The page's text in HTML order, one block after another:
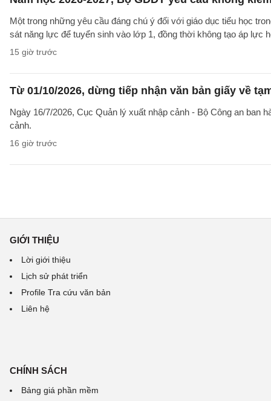
Một trong những yêu cầu đáng chú ý đối với giáo dục tiểu học
sát năng lực để tuyển sinh vào lớp 1, đồng thời không tạo áp
15 giờ trước
Từ 01/10/2026, dừng tiếp nhận văn bản giấy về
Ngày 16/7/2026, Cục Quản lý xuất nhập cảnh - Bộ Công an ban
cảnh.
16 giờ trước
GIỚI THIỆU
Lời giới thiệu
Lịch sử phát triển
Profile Tra cứu văn bản
Liên hệ
CHÍNH SÁCH
Bảng giá phần mềm